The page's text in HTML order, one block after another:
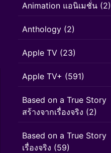
Animation แอนิเมชั่น (2)
Anthology (2)
Apple TV (23)
Apple TV+ (591)
Based on a True Story
สร้างจากเรื่องจริง (2)
Based on a True Story
เรื่องจริง (59)